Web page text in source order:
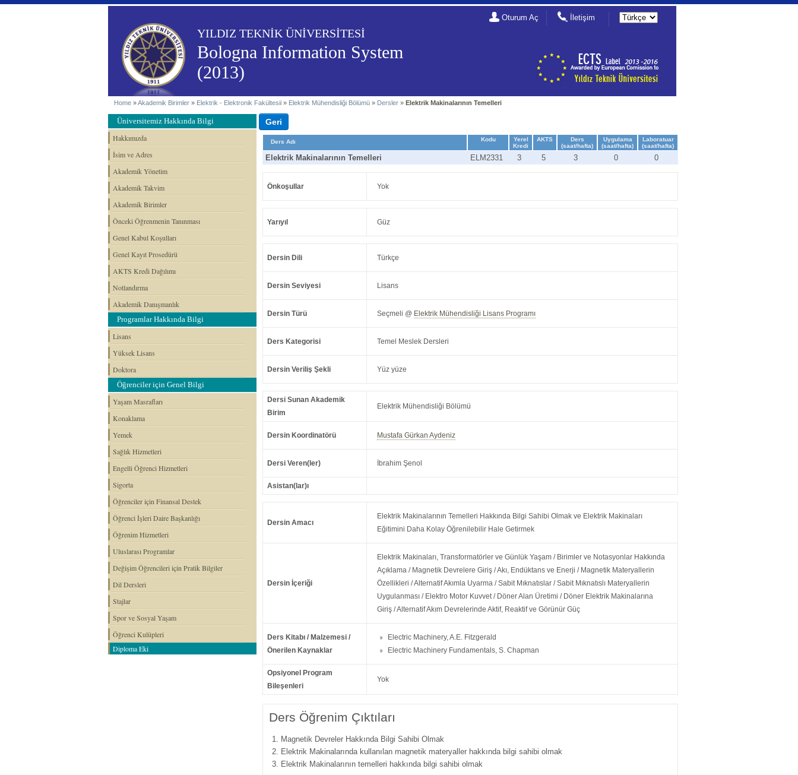
YILDIZ TEKNİK ÜNİVERSİTESİ
Bologna Information System
(2013)
Oturum Aç İletişim
Home »Akademik Birimler » Elektrik - Elektronik Fakültesii » Elektrik Mühendisliği Bölümü » Dersler » Elektrik Makinalarının Temelleri
Üniversitemiz Hakkında Bilgi
Hakkımızda
İsim ve Adres
Akademik Yönetim
Akademik Takvim
Akademik Birimler
Önceki Öğrenmenin Tanınması
Genel Kabul Koşulları
Genel Kayıt Prosedürü
AKTS Kredi Dağılımı
Notlandırma
Akademik Danışmanlık
Programlar Hakkında Bilgi
Lisans
Yüksek Lisans
Doktora
Öğrenciler için Genel Bilgi
Yaşam Masrafları
Konaklama
Yemek
Sağlık Hizmetleri
Engelli Öğrenci Hizmetleri
Sigorta
Öğrenciler için Finansal Destek
Öğrenci İşleri Daire Başkanlığı
Öğrenim Hizmetleri
Uluslarası Programlar
Değişim Öğrencileri için Pratik Bilgiler
Dil Dersleri
Stajlar
Spor ve Sosyal Yaşam
Öğrenci Kulüpleri
Diploma Eki
Ders Adı Kodu
Yerel
Kredi
AKTS
Ders
(saat/hafta)
Uygulama
(saat/hafta)
Laboratuar
(saat/hafta)
Elektrik Makinalarının Temelleri ELM2331 3 5 3 0 0
Önkoşullar Yok
Yarıyıl Güz
Dersin Dili Türkçe
Dersin Seviyesi Lisans
Dersin Türü Seçmeli @ Elektrik Mühendisliği Lisans Programı
Ders Kategorisi Temel Meslek Dersleri
Dersin Veriliş Şekli Yüz yüze
Dersi Sunan Akademik
Birim
Elektrik Mühendisliği Bölümü
Dersin Koordinatörü Mustafa Gürkan Aydeniz
Dersi Veren(ler) İbrahim Şenol
Asistan(lar)ı
Dersin Amacı
Elektrik Makinalarının Temelleri Hakkında Bilgi Sahibi Olmak ve Elektrik Makinaları
Eğitimini Daha Kolay Öğrenilebilir Hale Getirmek
Dersin İçeriği
Elektrik Makinaları, Transformatörler ve Günlük Yaşam / Birimler ve Notasyonlar Hakkında
Açıklama / Magnetik Devrelere Giriş / Akı, Endüktans ve Enerji / Magnetik Materyallerin
Özellikleri / Alternatif Akımla Uyarma / Sabit Mıknatıslar / Sabit Mıknatıslı Materyallerin
Uygulanması / Elektro Motor Kuvvet / Döner Alan Üretimi / Döner Elektrik Makinalarına
Giriş / Alternatif Akım Devrelerinde Aktif, Reaktif ve Görünür Güç
Ders Kitabı / Malzemesi /
Önerilen Kaynaklar
Electric Machinery, A.E. Fitzgerald
Electric Machinery Fundamentals, S. Chapman
Opsiyonel Program
Bileşenleri
Yok
Ders Öğrenim Çıktıları
Magnetik Devreler Hakkında Bilgi Sahibi Olmak
Elektrik Makinalarında kullanılan magnetik materyaller hakkında bilgi sahibi olmak
Elektrik Makinalarının temelleri hakkında bilgi sahibi olmak